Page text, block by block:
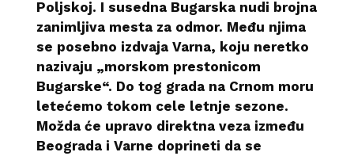
Poljskoj. I susedna Bugarska nudi brojna
zanimljiva mesta za odmor. Među njima
se posebno izdvaja Varna, koju neretko
nazivaju „morskom prestonicom
Bugarske“. Do tog grada na Crnom moru
letećemo tokom cele letnje sezone.
Možda će upravo direktna veza između
Beograda i Varne doprineti da se